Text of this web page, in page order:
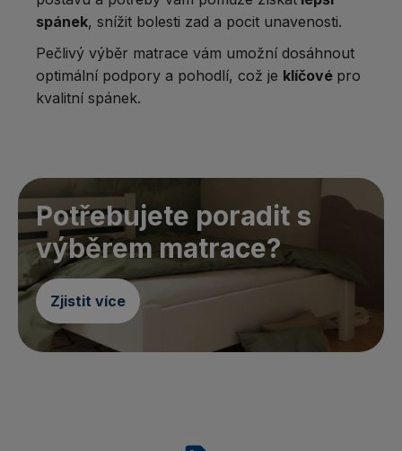
spánek, snížit bolesti zad a pocit unavenosti.
Pečlivý výběr matrace vám umožní dosáhnout
optimální podpory a pohodlí, což je klíčové pro
kvalitní spánek.
Potřebujete poradit s
výběrem matrace?
Zjistit více